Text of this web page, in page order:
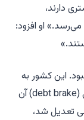
دارند،
او افزود:
این کشور به
محافظه‌کاری مالی شهرت دارد، که با ترمز بدهی (debt brake) آن
تعدیل شد،